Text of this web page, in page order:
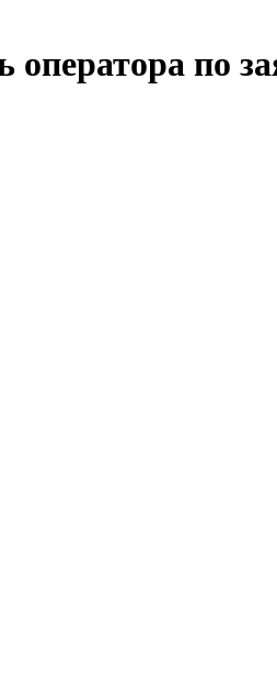
оператора по